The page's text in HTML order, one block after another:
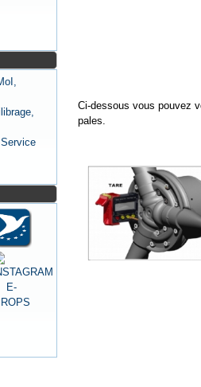
Ci-dessous vous pouvez
pales.